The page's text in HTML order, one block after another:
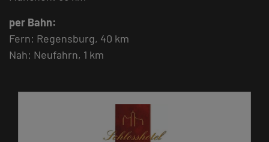
per Bahn:
Fern: Regensburg, 40 km
Nah: Neufahrn, 1 km